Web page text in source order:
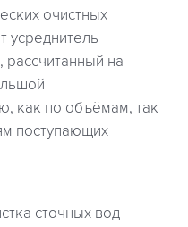
очистных
усреднитель
на
как по объёмам, так
поступающих
сточных вод